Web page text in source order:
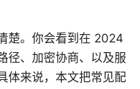
楚。你会看到在 2024
径、加密协商、以及服
体来说，本文把常见配